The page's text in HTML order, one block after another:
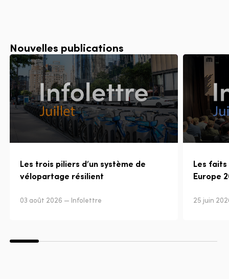
Nouvelles publications
Les trois piliers d’un système de
vélopartage résilient
03 août 2026 — Infolettre
Les
Europe
25 juin